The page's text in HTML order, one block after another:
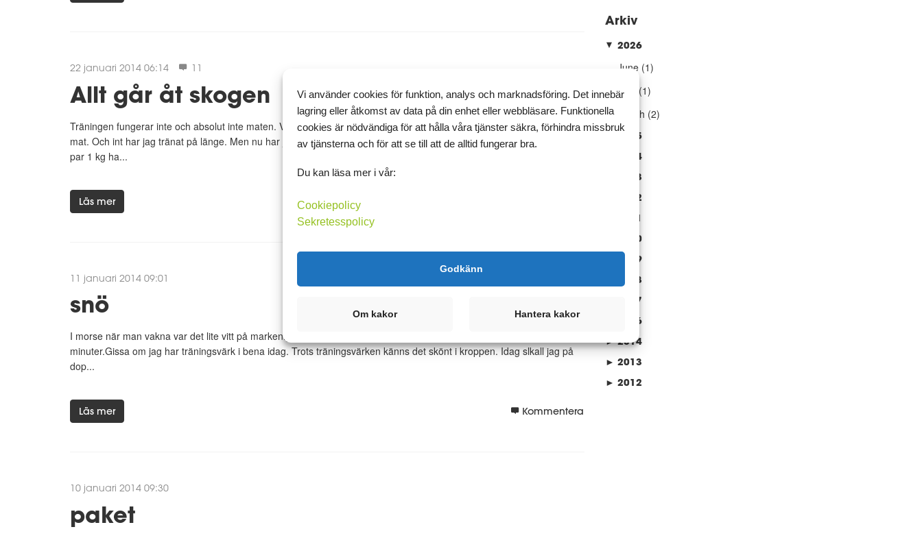
22 januari 2014 06:14 11
Allt går åt skogen
Träningen fungerar inte och absolut inte maten. Var över till fasta landet, bara över helgen, men blev mycket onyttig
mat. Och int har jag tränat på länge. Men nu har jag köpt mig en pulsklocka så kanske träningen blir roligare och ett
par 1 kg ha...
Läs mer
11 januari 2014 09:01
snö
I morse när man vakna var det lite vitt på marken:) Genast mycket ljusare. I går körde jag ett jobbigt spinningpass i 45
minuter.Gissa om jag har träningsvärk i bena idag. Trots träningsvärken känns det skönt i kroppen. Idag slkall jag på
dop...
Läs mer Kommentera
10 januari 2014 09:30
paket
Arkiv
► 2026
June (1)
May
(1)
March (2)
►2025
2024
2023
2022
2021
2020
2019
2018
2017
2016
►2014
► 2013
► 2012
Vi använder cookies för funktion, analys och marknadsföring. Det innebär
lagring eller åtkomst av data på din enhet eller webbläsare. Funktionella
cookies är nödvändiga för att hålla våra tjänster säkra, förhindra missbruk
av tjänsterna och för att se till att de alltid fungerar bra.
Du kan läsa mer i vår:
Cookiepolicy
Sekretesspolicy
Godkänn
Om kakor Hantera kakor